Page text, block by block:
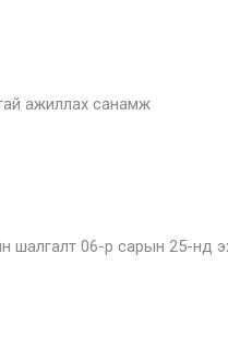
ажиллах санамж
шалгалт 06-р сарын 25-нд